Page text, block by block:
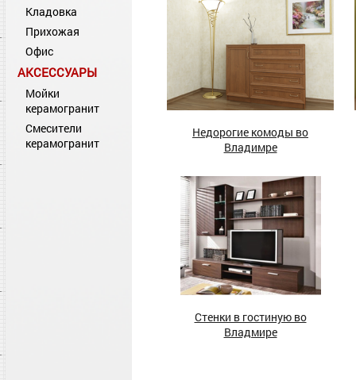
Кладовка
Прихожая
Офис
АКСЕССУАРЫ
Мойки
керамогранит
Смесители
керамогранит
Недорогие комоды во
Владимре
Стенки в гостиную во
Владмире